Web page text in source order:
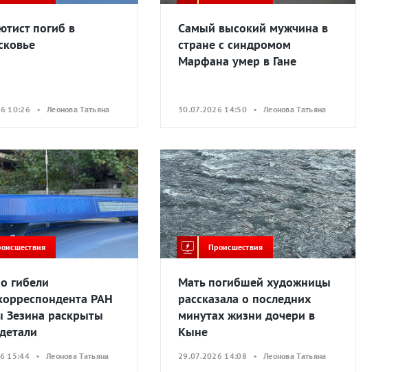
погиб в
10:26 • Леонова Татьяна
Самый высокий мужчина в
стране с синдромом
Марфана умер в Гане
30.07.2026 14:50 • Леонова Татьяна
гибели
РАН
Зезина раскрыты
15:44 • Леонова Татьяна
Происшествия
Мать погибшей художницы
рассказала о последних
минутах жизни дочери в
Кыне
29.07.2026 14:08 • Леонова Татьяна